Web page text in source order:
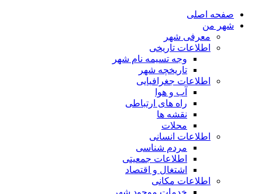
صفحه اصلی
شهر من
معرفی شهر
اطلاعات تاریخی
وجه تسیمه نام شهر
تاریخچه شهر
اطلاعات جغرافیایی
آب و هوا
راه های ارتباطی
نقشه ها
محلات
اطلاعات انسانی
مردم شناسی
اطلاعات جمعیتی
اشتغال و اقتصاد
اطلاعات مکانی